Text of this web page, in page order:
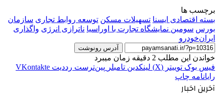
برچسب ها
بسته اقتصادی ایسنا تسهیلات مسکن توسعه روابط تجاری سازمان
بورس سومین نمایشگاه تجارت با اوراسیا ناترازی انرژی واگذاری
ایران‌خودرو
آدرس رونوشت
خواندن این مطلب 2 دقیقه زمان میبرد
فیس بوک توییتر (X) لینکدین ‫تامبلر ‫پین‌ترست ‫رددیت ‫VKontakte
رایانامه چاپ
آخرین اخبار